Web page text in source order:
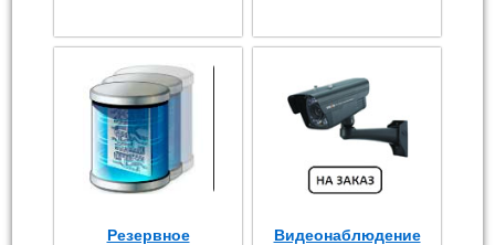
Резервное
Видеонаблюдение